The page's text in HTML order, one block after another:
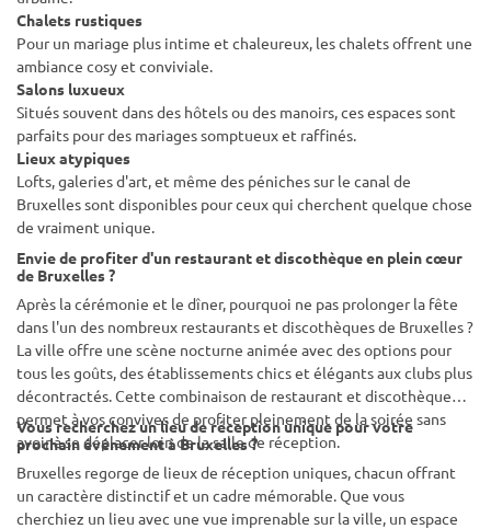
Chalets rustiques
Pour un mariage plus intime et chaleureux, les chalets offrent une
ambiance cosy et conviviale.
Salons luxueux
Situés souvent dans des hôtels ou des manoirs, ces espaces sont
parfaits pour des mariages somptueux et raffinés.
Lieux atypiques
Lofts, galeries d'art, et même des péniches sur le canal de
Bruxelles sont disponibles pour ceux qui cherchent quelque chose
de vraiment unique.
Envie de profiter d'un restaurant et discothèque en plein cœur
de Bruxelles ?
Après la cérémonie et le dîner, pourquoi ne pas prolonger la fête
dans l'un des nombreux restaurants et discothèques de Bruxelles ?
La ville offre une scène nocturne animée avec des options pour
tous les goûts, des établissements chics et élégants aux clubs plus
décontractés. Cette combinaison de restaurant et discothèque
permet à vos convives de profiter pleinement de la soirée sans
avoir à se déplacer loin de la salle de réception.
Vous recherchez unlieu de réceptionunique pour votre
prochain événement à Bruxelles ?
Bruxelles regorge de lieux de réception uniques, chacun offrant
un caractère distinctif et un cadre mémorable. Que vous
cherchiez un lieu avec une vue imprenable sur la ville, un espace